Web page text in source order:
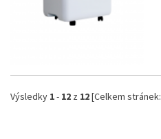
Výsledky 1- 12 z 12[Celkem stránek: